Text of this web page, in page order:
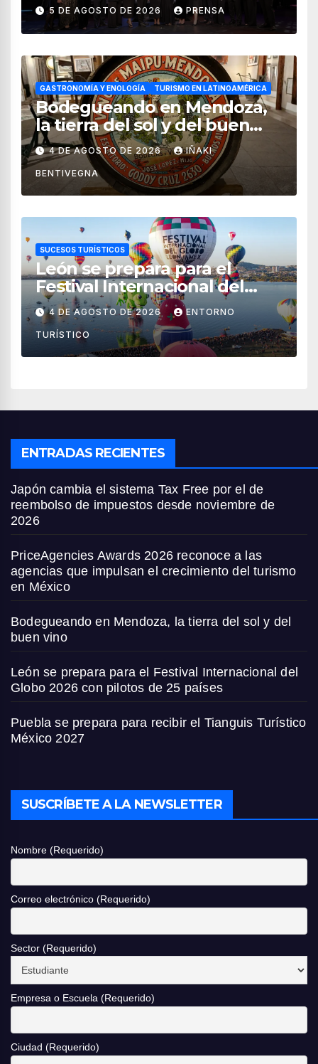
turismo en México
5 DE AGOSTO DE 2026 PRENSA
GASTRONOMÍA Y ENOLOGÍA TURISMO EN LATINOAMÉRICA
Bodegueando en Mendoza,
la tierra del sol y del buen
vino
4 DE AGOSTO DE 2026 IÑAKI
BENTIVEGNA
SUCESOS TURÍSTICOS
León se prepara para el
Festival Internacional del
Globo 2026 con pilotos de 25
países
4 DE AGOSTO DE 2026 ENTORNO
TURÍSTICO
ENTRADAS RECIENTES
Japón cambia el sistema Tax Free por el de
reembolso de impuestos desde noviembre de
2026
PriceAgencies Awards 2026 reconoce a las
agencias que impulsan el crecimiento del turismo
en México
Bodegueando en Mendoza, la tierra del sol y del
buen vino
León se prepara para el Festival Internacional del
Globo 2026 con pilotos de 25 países
Puebla se prepara para recibir el Tianguis Turístico
México 2027
SUSCRÍBETE A LA NEWSLETTER
Nombre (Requerido)
Correo electrónico (Requerido)
Sector (Requerido)
Empresa o Escuela (Requerido)
Ciudad (Requerido)